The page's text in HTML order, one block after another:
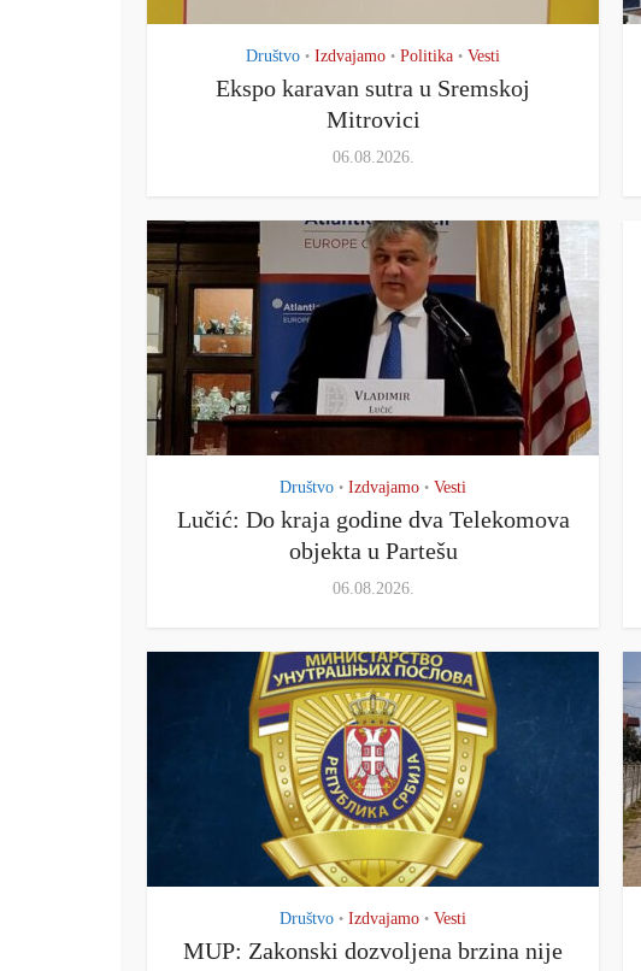
Društvo • Izdvajamo • Politika • Vesti
Ekspo karavan sutra u Sremskoj
Mitrovici
06.08.2026.
Društvo • Izdvajamo • Vesti
Lučić: Do kraja godine dva Telekomova
objekta u Partešu
06.08.2026.
Društvo • Izdvajamo • Vesti
MUP: Zakonski dozvoljena brzina nije